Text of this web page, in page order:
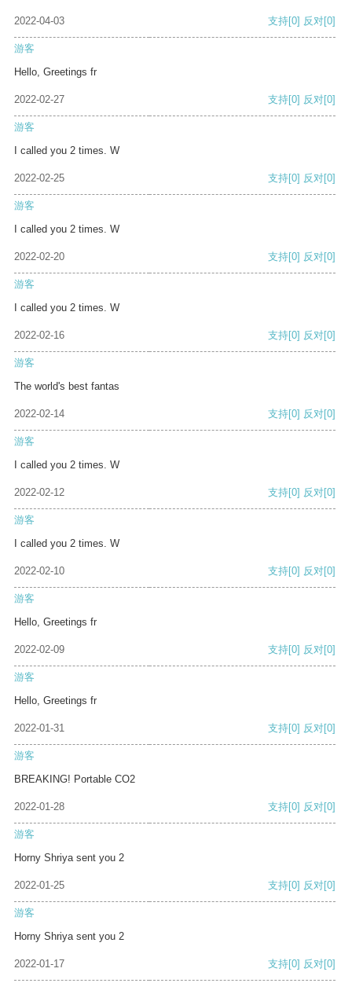
2022-04-03 支持[0] 反对[0]
游客
Hello, Greetings fr
2022-02-27 支持[0] 反对[0]
游客
I called you 2 times. W
2022-02-25 支持[0] 反对[0]
游客
I called you 2 times. W
2022-02-20 支持[0] 反对[0]
游客
I called you 2 times. W
2022-02-16 支持[0] 反对[0]
游客
The world's best fantas
2022-02-14 支持[0] 反对[0]
游客
I called you 2 times. W
2022-02-12 支持[0] 反对[0]
游客
I called you 2 times. W
2022-02-10 支持[0] 反对[0]
游客
Hello, Greetings fr
2022-02-09 支持[0] 反对[0]
游客
Hello, Greetings fr
2022-01-31 支持[0] 反对[0]
游客
BREAKING! Portable CO2
2022-01-28 支持[0] 反对[0]
游客
Horny Shriya sent you 2
2022-01-25 支持[0] 反对[0]
游客
Horny Shriya sent you 2
2022-01-17 支持[0] 反对[0]